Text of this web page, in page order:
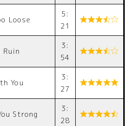
Loose
5:
21

Ruin
3:
54

You
3:
27

Strong
3:
28
